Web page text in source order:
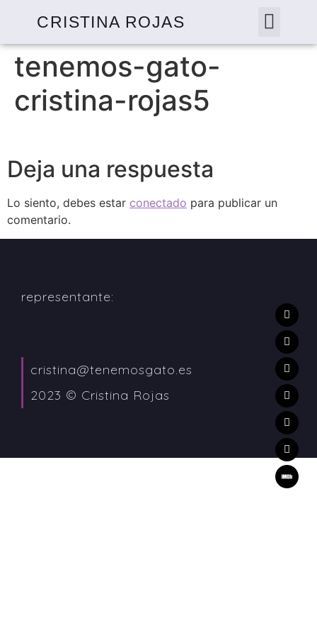
CRISTINA ROJAS
tenemos-gato-
cristina-rojas5
Deja una respuesta
Lo siento, debes estar conectado para publicar un
comentario.
representante:
cristina@tenemosgato.es
2023 © Cristina Rojas